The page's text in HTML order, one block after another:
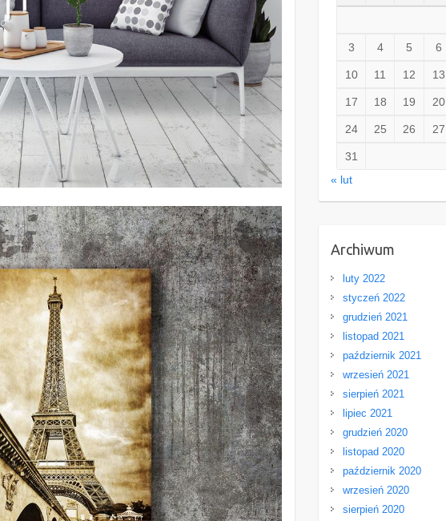
3 4 5 6
10 11 12 13
17 18 19 20
24 25 26 27
31
« lut
Archiwum
luty 2022
styczeń 2022
grudzień 2021
listopad 2021
październik 2021
wrzesień 2021
sierpień 2021
lipiec 2021
grudzień 2020
listopad 2020
październik 2020
wrzesień 2020
sierpień 2020